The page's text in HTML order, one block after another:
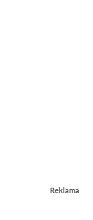
Reklama